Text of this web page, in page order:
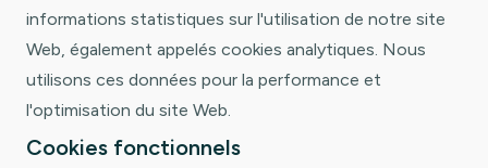
informations statistiques sur l'utilisation de notre site
Web, également appelés cookies analytiques. Nous
utilisons ces données pour la performance et
l'optimisation du site Web.
Cookies fonctionnels